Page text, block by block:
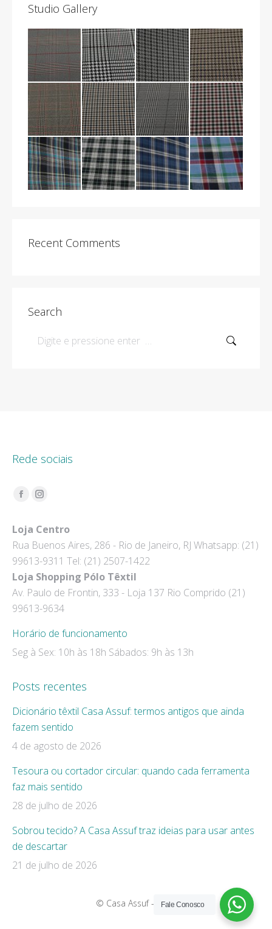
Studio Gallery
Recent Comments
Search
Search:
Rede sociais
Encontre-nos em:
Facebook
opens
in
new
window
Instagram
opens
in
new
window
Loja Centro
Rua Buenos Aires, 286 - Rio de Janeiro, RJ Whatsapp: (21)
99613-9311 Tel: (21) 2507-1422
Loja Shopping Pólo Têxtil
Av. Paulo de Frontin, 333 - Loja 137 Rio Comprido (21)
99613-9634
Horário de funcionamento
Seg à Sex: 10h às 18h Sábados: 9h às 13h
Posts recentes
Dicionário têxtil Casa Assuf: termos antigos que ainda
fazem sentido
4 de agosto de 2026
Tesoura ou cortador circular: quando cada ferramenta
faz mais sentido
28 de julho de 2026
Sobrou tecido? A Casa Assuf traz ideias para usar antes
de descartar
21 de julho de 2026
© Casa Assuf - 2019Fale Conosco